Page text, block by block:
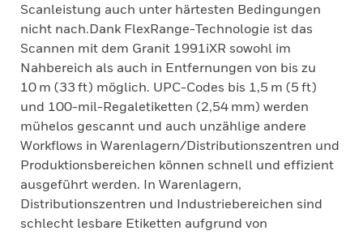
Scanleistung auch unter härtesten Bedingungen
nicht nach.Dank FlexRange-Technologie ist das
Scannen mit dem Granit 1991iXR sowohl im
Nahbereich als auch in Entfernungen von bis zu
10 m (33 ft) möglich. UPC-Codes bis 1,5 m (5 ft)
und 100-mil-Regaletiketten (2,54 mm) werden
mühelos gescannt und auch unzählige andere
Workflows in Warenlagern/Distributionszentren und
Produktionsbereichen können schnell und effizient
ausgeführt werden. In Warenlagern,
Distributionszentren und Industriebereichen sind
schlecht lesbare Etiketten aufgrund von